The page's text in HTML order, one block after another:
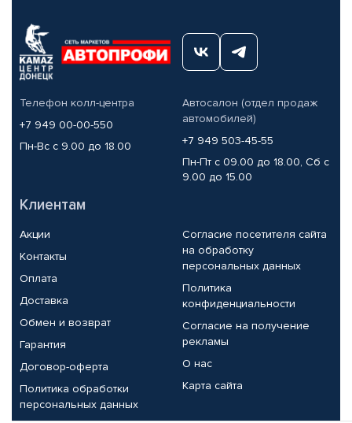
Телефон колл-центра
+7 949 00-00-550
Пн-Вс с 9.00 до 18.00
Автосалон (отдел продаж
автомобилей)
+7 949 503-45-55
Пн-Пт с 09.00 до 18.00, Сб с
9.00 до 15.00
Клиентам
Акции
Контакты
Оплата
Доставка
Обмен и возврат
Гарантия
Договор-оферта
Политика обработки
персональных данных
Согласие посетителя сайта
на обработку
персональных данных
Политика
конфиденциальности
Согласие на получение
рекламы
О нас
Карта сайта